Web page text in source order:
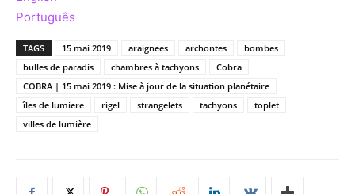
Português
TAGS 15 mai 2019 araignees archontes
bombes
bulles de paradis
chambres à tachyons
Cobra
COBRA | 15 mai 2019 : Mise à jour de la situation planétaire
îles de lumiere
rigel strangelets tachyons
toplet
villes de lumière